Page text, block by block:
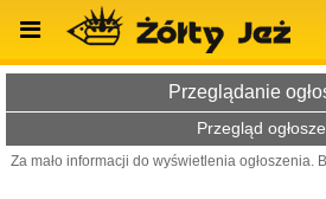
Przeglądanie
Przegląd
Za mało informacji do wyświetlenia ogłoszenia.